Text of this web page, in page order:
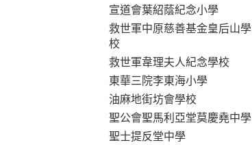
宣道會葉紹蔭紀念小學
救世軍中原慈善基金皇后山學
校
救世軍韋理夫人紀念學校
東華三院李東海小學
油麻地街坊會學校
聖公會聖馬利亞堂莫慶堯中學
聖士提反堂中學